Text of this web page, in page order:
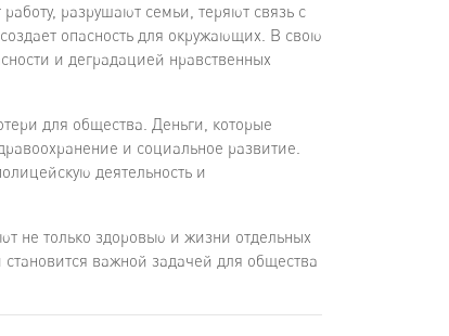
разрушают семьи, теряют связь с
опасность для окружающих. В свою
и деградацией нравственных
для общества. Деньги, которые
и социальное развитие.
деятельность и
не только здоровью и жизни отдельных
важной задачей для общества